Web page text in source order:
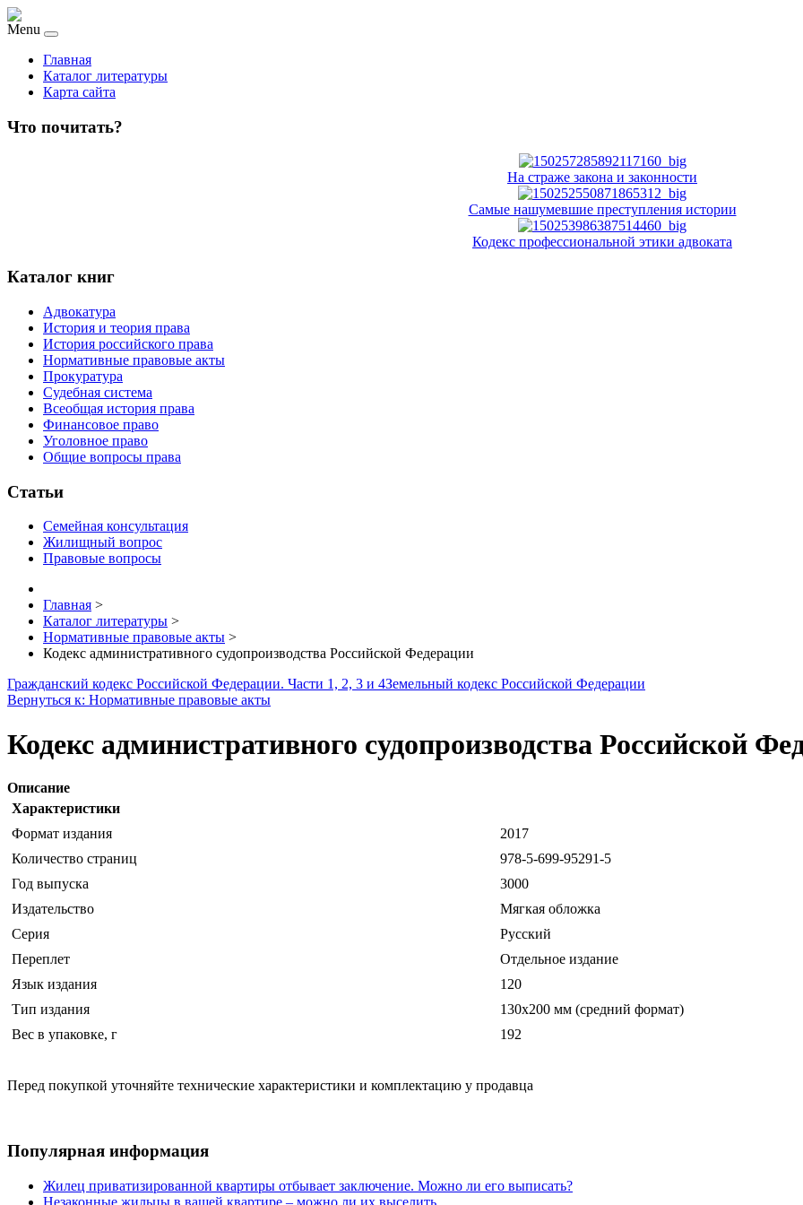
Menu
Главная
Каталог литературы
Карта сайта
Что почитать?
На страже закона и законности
Самые нашумевшие преступления истории
Кодекс профессиональной этики адвоката
Каталог книг
Адвокатура
История и теория права
История российского права
Нормативные правовые акты
Прокуратура
Судебная система
Всеобщая история права
Финансовое право
Уголовное право
Общие вопросы права
Статьи
Семейная консультация
Жилищный вопрос
Правовые вопросы
Главная >
Каталог литературы >
Нормативные правовые акты >
Кодекс административного судопроизводства Российской Федерации
Гражданский кодекс Российской Федерации. Части 1, 2, 3 и 4Земельный кодекс Российской Федерации
Вернуться к: Нормативные правовые акты
Кодекс административного судопроизводства Российской
Описание
Характеристики
Формат издания
2017
Количество страниц
978-5-699-95291-5
Год выпуска
3000
Издательство
Мягкая обложка
Серия
Русский
Переплет
Отдельное издание
Язык издания
120
Тип издания
130х200 мм (средний формат)
Вес в упаковке, г
192
Перед покупкой уточняйте технические характеристики и комплектацию у продавца
Популярная информация
Жилец приватизированной квартиры отбывает заключение. Можно ли его выписать?
Незаконные жильцы в вашей квартире – можно ли их выселить.